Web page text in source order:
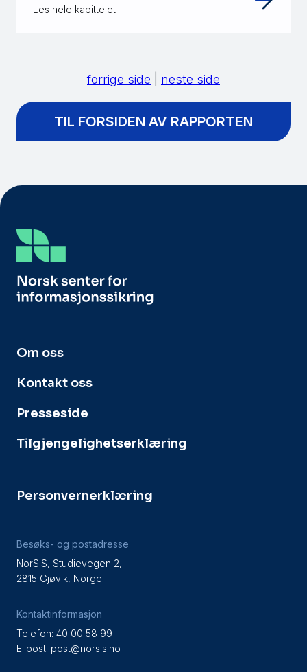
Les hele kapittelet
forrige side neste side
TIL FORSIDEN AV RAPPORTEN
Om oss
Kontakt oss
Presseside
Tilgjengelighetserklæring
Personvernerklæring
Besøks- og postadresse
NorSIS, Studievegen 2,
2815 Gjøvik, Norge
Kontaktinformasjon
Telefon: 40 00 58 99
E-post: post@norsis.no